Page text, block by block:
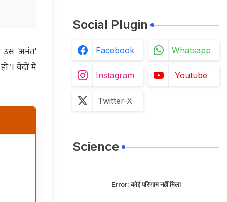
उस 'अनंत'
वेदों में
Social Plugin
Facebook Whatsapp
Instagram Youtube
Twitter-X
Science
Error:कोई परिणाम नहीं मिला